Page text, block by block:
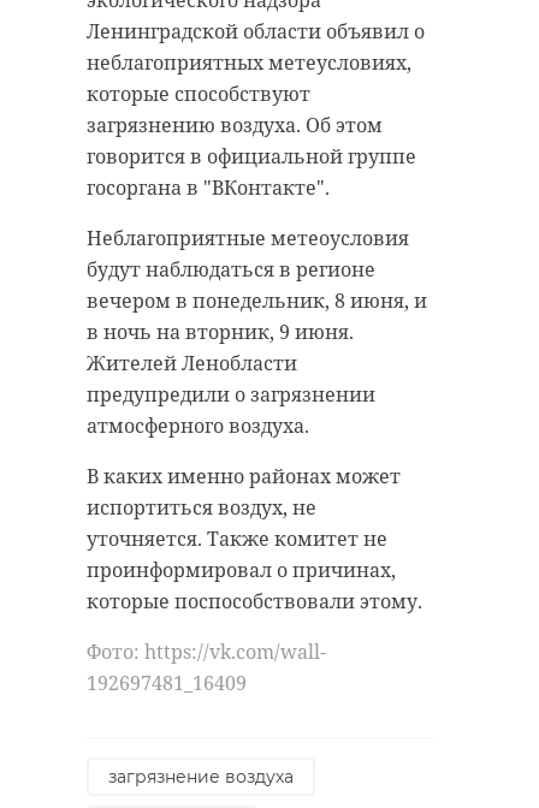
Ленинградской области объявил о
неблагоприятных метеусловиях,
которые способствуют
загрязнению воздуха. Об этом
говорится в официальной группе
госоргана в "ВКонтакте".
Неблагоприятные метеоусловия
будут наблюдаться в регионе
вечером в понедельник, 8 июня, и
в ночь на вторник, 9 июня.
Жителей Ленобласти
предупредили о загрязнении
атмосферного воздуха.
В каких именно районах может
испортиться воздух, не
уточняется. Также комитет не
проинформировал о причинах,
которые поспособствовали этому.
Фото: https://vk.com/wall-
192697481_16409
загрязнение воздуха